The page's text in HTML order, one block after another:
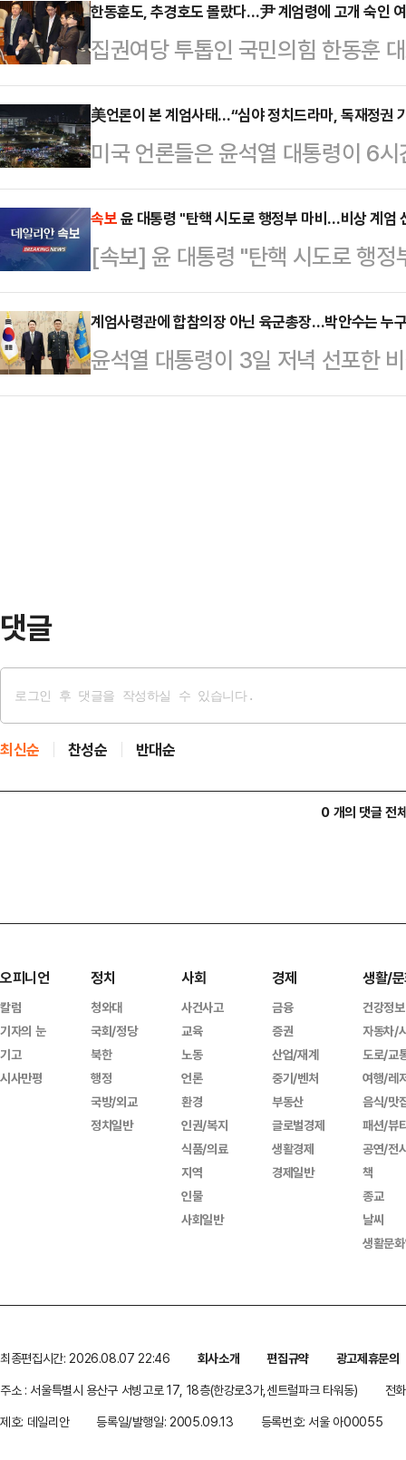
요구한 때에는 대통령은 이를 해
있다. 국회는 야당인 더불어민주당
있다. 계엄령 선포 즉시 해제를 결
서 윤 대통령이 ‘긴급 대국민 특별담
름의 대안이 정밀하게 마련됐을 것
그렇게 생각했…
한동훈도, 추경호도 몰랐다…尹 계엄령에 고개 숙인
집권여당 투톱인 국민의힘 한동훈
의 비상계엄 선포에 대해 사과와 유
국회의 의견을 받아들여, 조속히 계
는 4일 국회에서 계엄해제 결의안
이런 사태가 발생해 대단히 유감스
결로 이번 (비상계엄은) 실질적인
금 이 계엄령에 근거해서 군경이 공
말했다.한 대표는 "위법한…
美언론이 본 계엄사태…“심야 정치드라마, 독재정권
미국 언론들은 윤석열 대통령이 6
긴급 보도하면서 배경과 향후 정치
는 3일(현지시간) “윤 대통령이 몇
천 명의 시위대는 서울에서 거리로
했다. 특히 계엄령과 관련해 “아시
국)에서 정치적 혼란을 초래했으며
권에 대한 기억을 떠올리게 했다”
이에 역효과를 낳았…
속보윤 대통령 "탄핵 시도로 행정부 마비…비상 계엄
[속보] 윤 대통령 "탄핵 시도로 행
계엄사령관에 합참의장 아닌 육군총장…박안수는 누
윤석열 대통령이 3일 저녁 선포한
회의 의결을 거쳐 최종 해제된 가운
댓글
최신순 찬성순 반대순
0 개의 댓글 전
오피니언
칼럼
기자의 눈
기고
시사만평
정치
청와대
국회/정당
북한
행정
국방/외교
정치일반
사회
사건사고
교육
노동
언론
환경
인권/복지
식품/의료
지역
인물
사회일반
경제
금융
증권
산업/재계
중기/벤처
부동산
글로벌경제
생활경제
경제일반
생활/
건강정보
자동차/
도로/교
여행/레
음식/맛
패션/뷰
공연/전
책
종교
날씨
생활문
최종편집시간: 2026.08.07 22:46 회사소개 편집규약
광고제휴문의
주소 : 서울특별시 용산구 서빙고로 17, 18층(한강로3가,센트럴파크 타워동)
전
제호: 데일리안
등록일/발행일: 2005.09.13 등록번호: 서울 아00055